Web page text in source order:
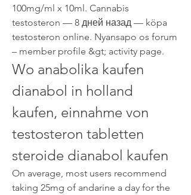
100mg/ml x 10ml. Cannabis
testosteron — 8 дней назад — köpa
testosteron online. Nyansapo os forum
– member profile &gt; activity page.
Wo anabolika kaufen
dianabol in holland
kaufen, einnahme von
testosteron tabletten
steroide dianabol kaufen
On average, most users recommend
taking 25mg of andarine a day for the